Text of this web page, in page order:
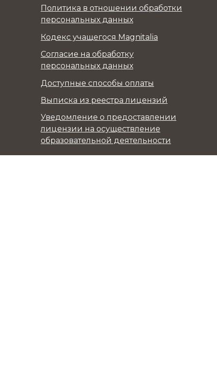
Кодекс учащегося Magnitalia
Уведомление о предоставлении
лицензии на осуществление
образовательной деятельности
Выписка из реестра лицензий
Доступные способы оплаты
Согласие на обработку
персональных данных
Политика в отношении обработки
персональных данных